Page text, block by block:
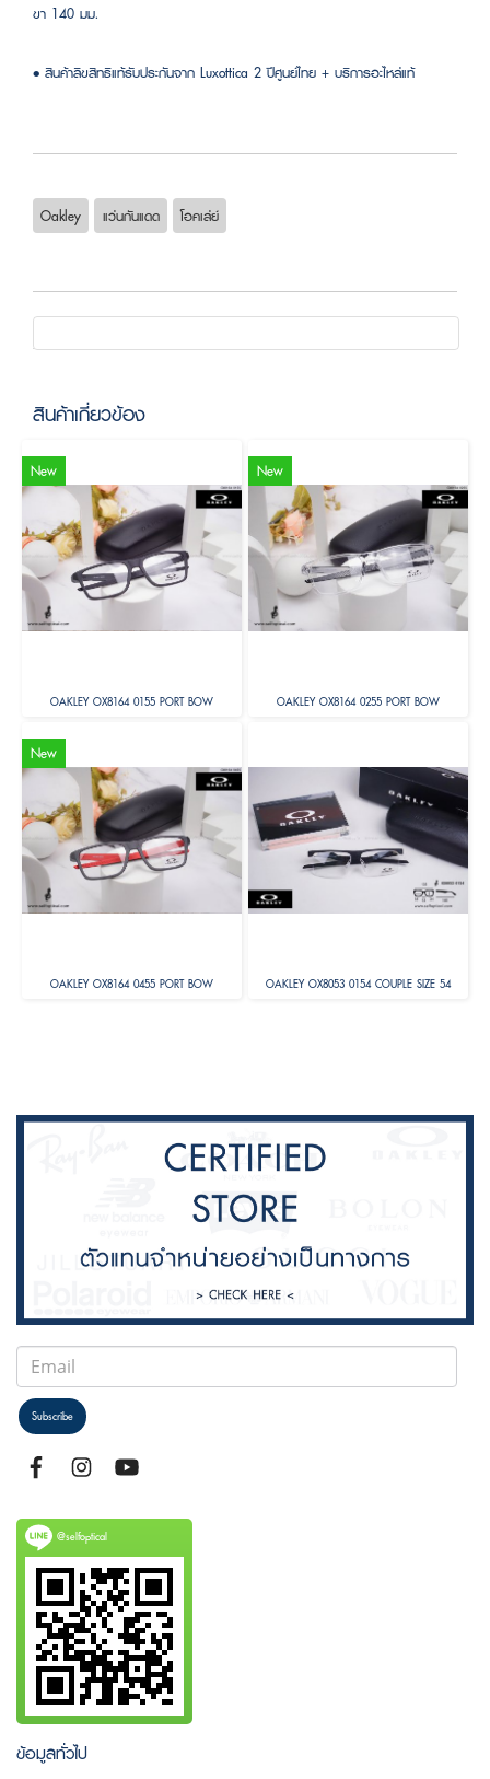
ขา 140 มม.
• สินค้าลิขสิทธิแท้รับประกันจาก Luxottica 2 ปีศูนย์ไทย + บริการอะไหล่แท้
Oakley แว่นกันแดด โอคเล่ย์
สินค้าเกี่ยวข้อง
New
OAKLEY OX8164 0155 PORT BOW
New
OAKLEY OX8164 0255 PORT BOW
New
OAKLEY OX8164 0455 PORT BOW OAKLEY OX8053 0154 COUPLE SIZE 54
Subscribe
@selfoptical
ข้อมูลทั่วไป